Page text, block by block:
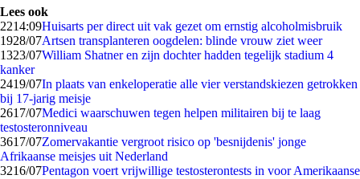
Lees ook
2214:09Huisarts per direct uit vak gezet om ernstig alcoholmisbruik
1928/07Artsen transplanteren oogdelen: blinde vrouw ziet weer
1323/07William Shatner en zijn dochter hadden tegelijk stadium 4
kanker
2419/07In plaats van enkeloperatie alle vier verstandskiezen getrokken
bij 17-jarig meisje
2617/07Medici waarschuwen tegen helpen militairen bij te laag
testosteronniveau
3617/07Zomervakantie vergroot risico op 'besnijdenis' jonge
Afrikaanse meisjes uit Nederland
3216/07Pentagon voert vrijwillige testosterontests in voor Amerikaanse